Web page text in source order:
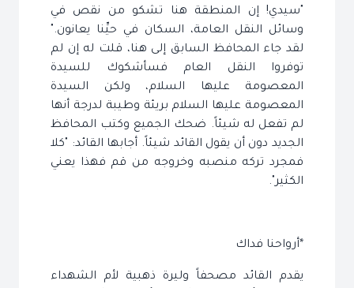
"سيدي! إن المنطقة هنا تشكو من نقص في
وسائل النقل العامة، السكان في حيِّنا يعانون."
لقد جاء المحافظ السابق إلى هنا، قلت له إن لم
توفروا النقل العام فسأشكوك للسيدة
المعصومة عليها السلام، ولكن السيدة
المعصومة عليها السلام بريئة وطيبة لدرجة أنها
لم تفعل له شيئاً. ضحك الجميع وكتب المحافظ
الجديد دون أن يقول القائد شيئاً. أجابها القائد: "كلا
فمجرد تركه منصبه وخروجه من قم فهذا يعني
الكثير".
*أرواحنا فداك
يقدم القائد مصحفاً وليرة ذهبية لأم الشهداء